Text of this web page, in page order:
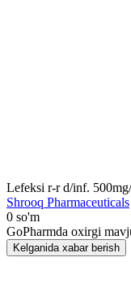
Lefeksi r-r d/inf.
Shrooq Pharmaceuticals
0 so'm
GoPharmda oxirgi
Kelganida xabar berish